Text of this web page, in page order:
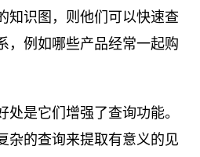
知识图，则他们可以快速查
，例如哪些产品经常一起购
是它们增强了查询功能。
杂的查询来提取有意义的见